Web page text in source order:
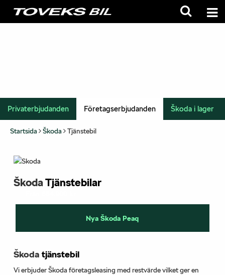
Privaterbjudanden Företagserbjudanden Škoda i lager
Startsida Škoda Tjänstebil
ŠkodaTjänstebilar
Nya Škoda Peaq
Škoda tjänstebil
Vi erbjuder Škoda företagsleasing med restvärde vilket ger en